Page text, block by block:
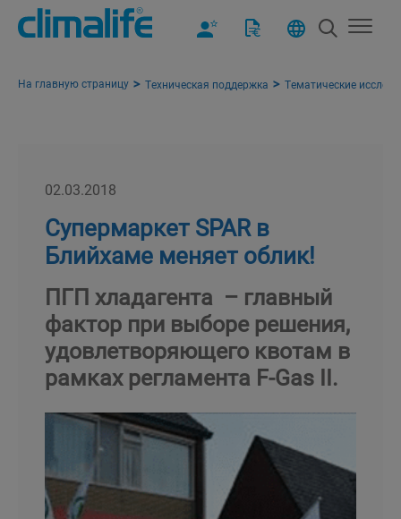
На главную страницу Техническая поддержка Тематические
02.03.2018
Супермаркет SPAR в
Блийхаме меняет облик!
ПГП хладагента – главный
фактор при выборе решения,
удовлетворяющего квотам в
рамках регламента F-Gas II.